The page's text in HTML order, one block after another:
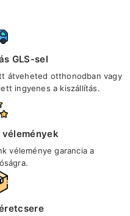
GLS-sel
átveheted otthonodban vagy
ingyenes a kiszállítás.
véleménye garancia a